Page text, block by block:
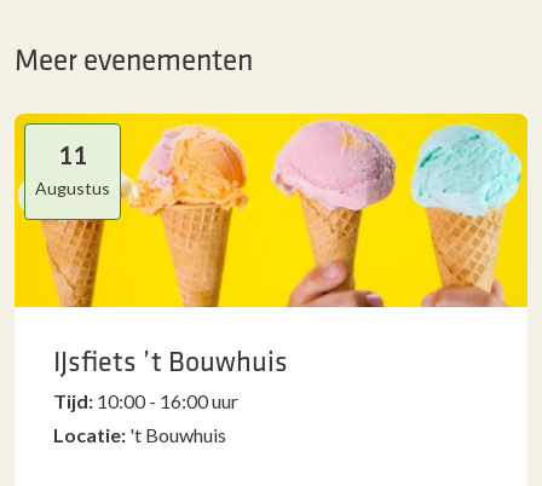
Meer evenementen
11
Augustus
IJsfiets ’t Bouwhuis
Tijd: 10:00 - 16:00 uur
Locatie: 't Bouwhuis